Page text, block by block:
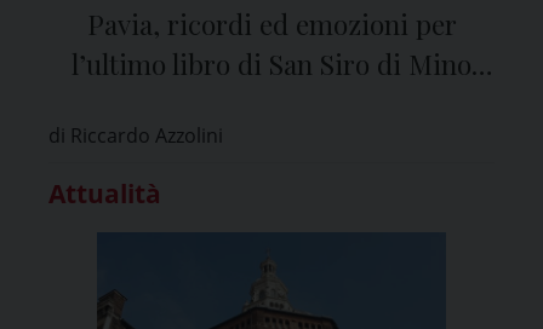
Pavia, ricordi ed emozioni per
l’ultimo libro di San Siro di Mino
di Riccardo Azzolini
Attualità